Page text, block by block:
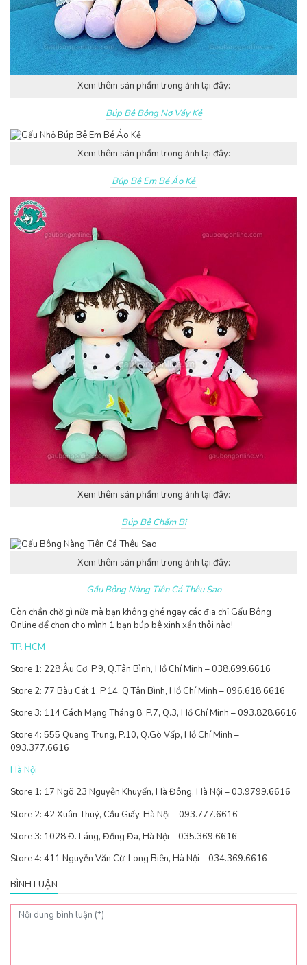
Xem thêm sản phẩm trong ảnh tại đây:
Búp Bê Bông Nơ Váy Kẻ
Xem thêm sản phẩm trong ảnh tại đây:
Búp Bê Em Bé Áo Kẻ
Xem thêm sản phẩm trong ảnh tại đây:
Búp Bê Chấm Bi
Xem thêm sản phẩm trong ảnh tại đây:
Gấu Bông Nàng Tiên Cá Thêu Sao
Còn chần chờ gì nữa mà bạn không ghé ngay các địa chỉ Gấu Bông
Online để chọn cho mình 1 bạn búp bê xinh xắn thôi nào!
TP. HCM
Store 1: 228 Âu Cơ, P.9, Q.Tân Bình, Hồ Chí Minh – 038.699.6616
Store 2: 77 Bàu Cát 1, P.14, Q.Tân Bình, Hồ Chí Minh – 096.618.6616
Store 3: 114 Cách Mạng Tháng 8, P.7, Q.3, Hồ Chí Minh – 093.828.6616
Store 4: 555 Quang Trung, P.10, Q.Gò Vấp, Hồ Chí Minh –
093.377.6616
Hà Nội
Store 1: 17 Ngõ 23 Nguyễn Khuyến, Hà Đông, Hà Nội – 03.9799.6616
Store 2: 42 Xuân Thuỷ, Cầu Giấy, Hà Nội – 093.777.6616
Store 3: 1028 Đ. Láng, Đống Đa, Hà Nội – 035.369.6616
Store 4: 411 Nguyễn Văn Cừ, Long Biên, Hà Nội – 034.369.6616
BÌNH LUẬN